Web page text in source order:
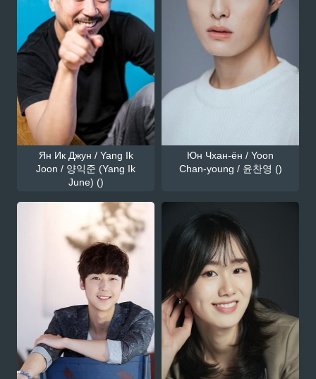
Ян Ик Джун / Yang Ik
Joon / 양익준 (Yang Ik
June) ()
Юн Чхан-ён / Yoon
Chan-young / 윤찬영 ()